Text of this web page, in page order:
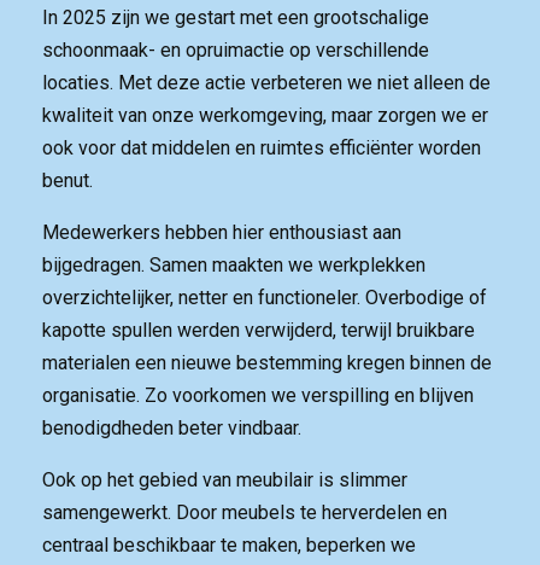
In 2025 zijn we gestart met een grootschalige
schoonmaak- en opruimactie op verschillende
locaties. Met deze actie verbeteren we niet alleen de
kwaliteit van onze werkomgeving, maar zorgen we er
ook voor dat middelen en ruimtes efficiënter worden
benut.
Medewerkers hebben hier enthousiast aan
bijgedragen. Samen maakten we werkplekken
overzichtelijker, netter en functioneler. Overbodige of
kapotte spullen werden verwijderd, terwijl bruikbare
materialen een nieuwe bestemming kregen binnen de
organisatie. Zo voorkomen we verspilling en blijven
benodigdheden beter vindbaar.
Ook op het gebied van meubilair is slimmer
samengewerkt. Door meubels te herverdelen en
centraal beschikbaar te maken, beperken we